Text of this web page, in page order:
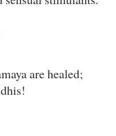
are healed;